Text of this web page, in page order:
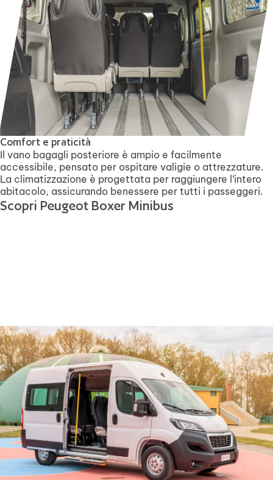
Comfort e praticità
Il vano bagagli posteriore è ampio e facilmente
accessibile, pensato per ospitare valigie o attrezzature.
La climatizzazione è progettata per raggiungere l’intero
abitacolo, assicurando benessere per tutti i passeggeri.
Scopri Peugeot Boxer Minibus